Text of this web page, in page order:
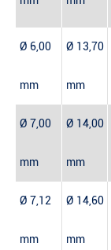
Ø 6,00
mm
Ø 13,70
mm
Ø 7,00
mm
Ø 14,00
mm
Ø 7,12
mm
Ø 14,60
mm